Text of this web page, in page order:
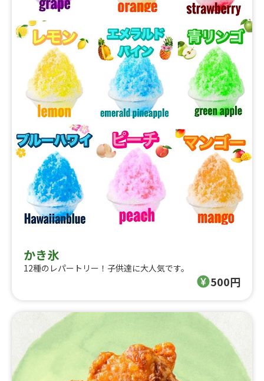
かき氷
12種のレパートリー！子供達に大人気です。
500円